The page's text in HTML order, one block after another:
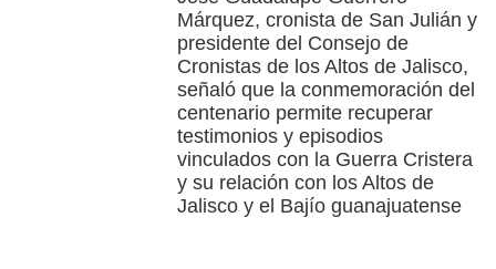
Márquez, cronista de San Julián y
presidente del Consejo de
Cronistas de los Altos de Jalisco,
señaló que la conmemoración del
centenario permite recuperar
testimonios y episodios
vinculados con la Guerra Cristera
y su relación con los Altos de
Jalisco y el Bajío guanajuatense